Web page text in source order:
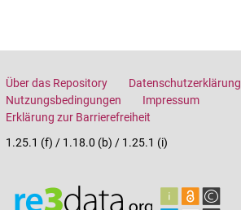
Über das Repository
Datenschutzerklärung
Nutzungsbedingungen
Impressum
Erklärung zur Barrierefreiheit
1.25.1 (f) / 1.18.0 (b) / 1.25.1 (i)